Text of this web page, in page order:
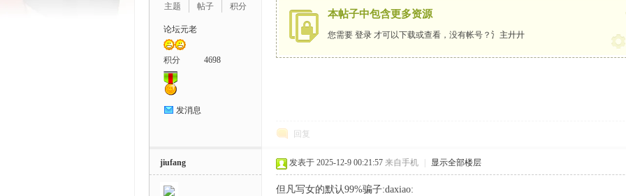
娘
主题
帖子
积分
论坛元老
积分 4698
发消息
本帖子中包含更多资源
您需要 登录 才可以下载或查看，没有帐号？ 氵主廾廾
回复
jiufang 发表于 2025-12-9 00:21:57 来自手机 显示全部楼层
但凡写女的默认99%骗子:daxiao: